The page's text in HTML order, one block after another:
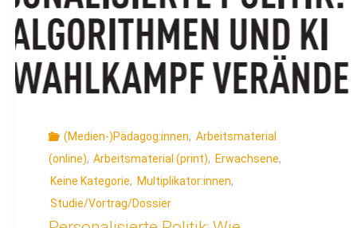
(Medien-)Pädagog:innen, Arbeitsmaterial
(online), Arbeitsmaterial (print), Erwachsene,
Keine Kategorie, Multiplikator:innen,
Studie/Vortrag/Dossier